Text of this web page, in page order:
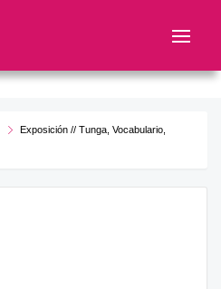
Exposición // Tunga, Vocabulario,